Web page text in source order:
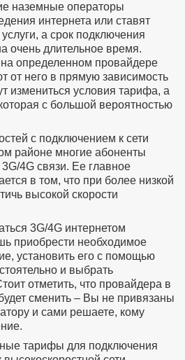
наземные операторы
интернета или ставят
а срок подключения
очень длительное время.
определенном провайдере
от него в прямую зависимость
измениться условия тарифа, а
с большой вероятностью
с подключением к сети
районе многие абоненты
4G связи. Ее главное
в том, что при более низкой
высокой скорости
3G/4G интернетом
приобрести необходимое
установить его с помощью
и выбрать
отметить, что провайдера в
сменить – Вы не привязаны
и сами решаете, кому
тарифы для подключения